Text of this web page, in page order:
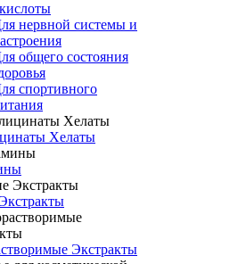
нервной системы и
общего состояния
спортивного
Хелаты
Экстракты